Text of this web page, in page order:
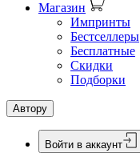
Магазин
Импринты
Бестселлеры
Бесплатные
Скидки
Подборки
Автору
Войти в аккаунт